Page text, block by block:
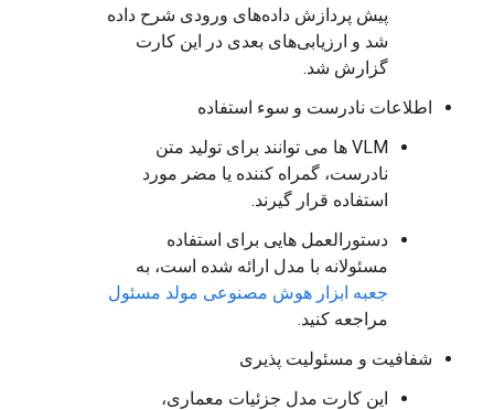
پیش پردازش داده‌های ورودی شرح داده
شد و ارزیابی‌های بعدی در این کارت
گزارش شد.
اطلاعات نادرست و سوء استفاده
VLM ها می توانند برای تولید متن
نادرست، گمراه کننده یا مضر مورد
استفاده قرار گیرند.
دستورالعمل هایی برای استفاده
مسئولانه با مدل ارائه شده است، به
جعبه ابزار هوش مصنوعی مولد مسئول
مراجعه کنید.
شفافیت و مسئولیت پذیری
این کارت مدل جزئیات معماری،